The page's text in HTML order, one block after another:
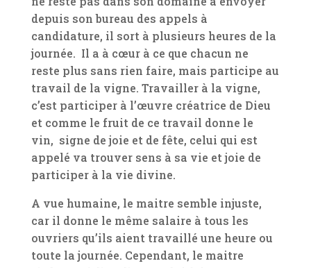
depuis son bureau des appels à
candidature, il sort à plusieurs heures de la
journée. Il a à cœur à ce que chacun ne
reste plus sans rien faire, mais participe au
travail de la vigne. Travailler à la vigne,
c’est participer à l’œuvre créatrice de Dieu
et comme le fruit de ce travail donne le
vin, signe de joie et de fête, celui qui est
appelé va trouver sens à sa vie et joie de
participer à la vie divine.
A vue humaine, le maitre semble injuste,
car il donne le même salaire à tous les
ouvriers qu’ils aient travaillé une heure ou
toute la journée. Cependant, le maitre